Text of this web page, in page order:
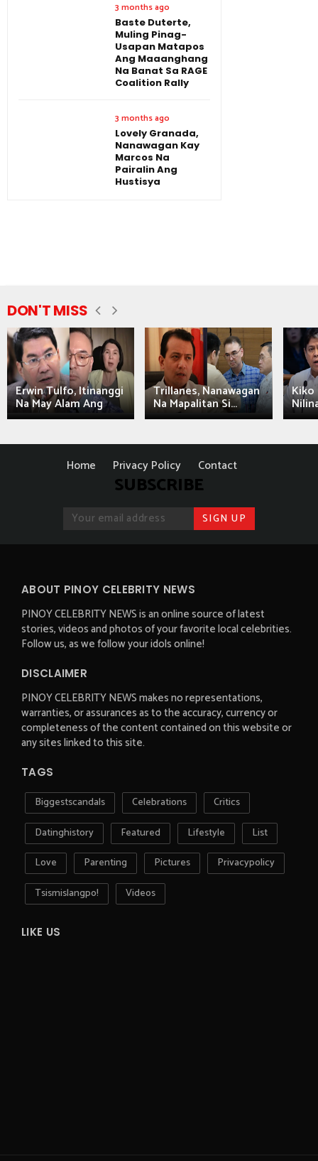
3 months ago
Baste Duterte,
Muling Pinag-
Usapan Matapos
Ang Maaanghang
Na Banat Sa RAGE
Coalition Rally
3 months ago
Lovely Granada,
Nanawagan Kay
Marcos Na
Pairalin Ang
Hustisya
DON'T MISS
Erwin Tulfo, Itinanggi
Na May Alam Ang
Trillanes, Nanawagan
Na Mapalitan Si...
Kiko
Home Privacy Policy Contact
SUBSCRIBE
ABOUT PINOY CELEBRITY NEWS
PINOY CELEBRITY NEWS is an online source of latest
stories, videos and photos of your favorite local celebrities.
Follow us, as we follow your idols online!
DISCLAIMER
PINOY CELEBRITY NEWS makes no representations,
warranties, or assurances as to the accuracy, currency or
completeness of the content contained on this website or
any sites linked to this site.
TAGS
Biggestscandals Celebrations
Critics
Datinghistory
Featured Lifestyle
List
Love
Parenting Pictures
Privacypolicy
Tsismislangpo!
Videos
LIKE US